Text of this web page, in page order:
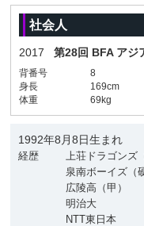
社会人
2017 第28回 BFA アジ
背番号 8
身長
169cm
体重
69kg
1992年8月8日生まれ
経歴
上荘ドラゴンズ
泉南ボーイズ（
広陵高（甲）
明治大
NTT東日本